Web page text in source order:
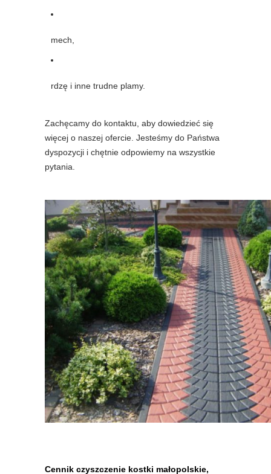
mech,
rdzę i inne trudne plamy.
Zachęcamy do kontaktu, aby dowiedzieć się
więcej o naszej ofercie. Jesteśmy do Państwa
dyspozycji i chętnie odpowiemy na wszystkie
pytania.
Cennik czyszczenie kostki małopolskie,